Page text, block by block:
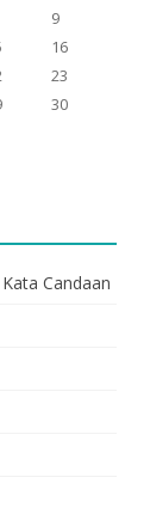
9
16
23
30
Candaan